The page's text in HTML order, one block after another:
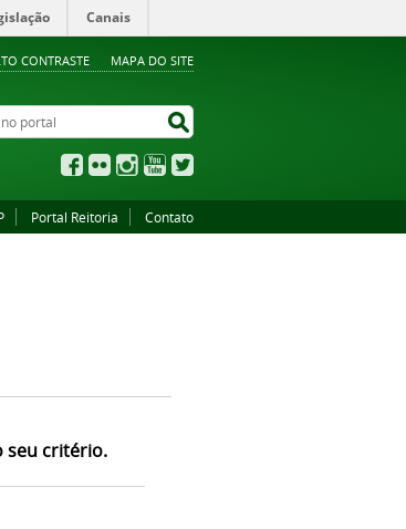
CONTRASTE MAPA DO SITE
Canais
portal
Facebook
Flickr InstagramYouTube
Portal Reitoria Contato
seu critério.